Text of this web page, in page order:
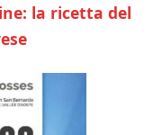
la ricetta del